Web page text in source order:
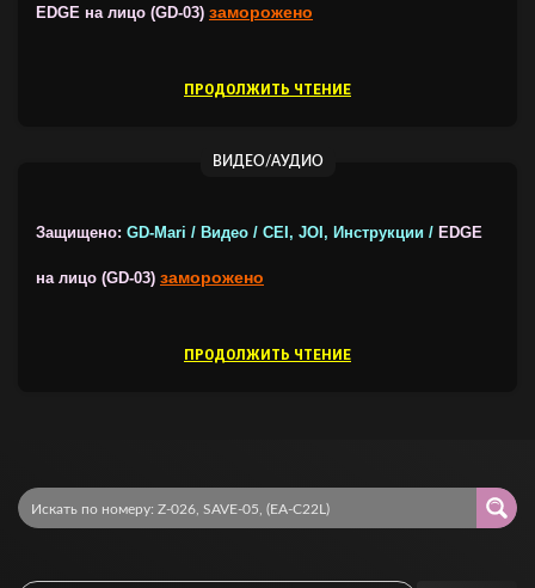
EDGE на лицо (GD-03) заморожено
ПРОДОЛЖИТЬ ЧТЕНИЕ
ВИДЕО/АУДИО
Защищено: GD-Mari / Видео / CEI, JOI, Инструкции / EDGE
на лицо (GD-03) заморожено
ПРОДОЛЖИТЬ ЧТЕНИЕ